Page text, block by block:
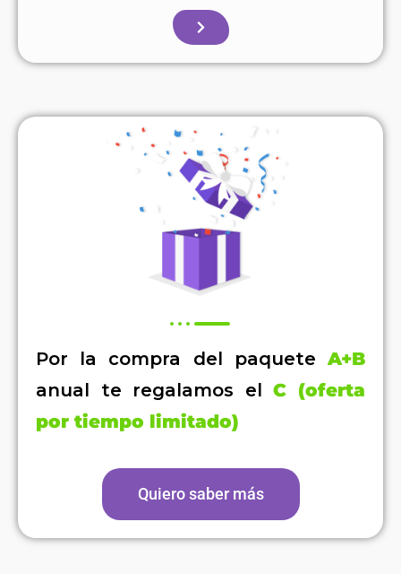
Por la compra del paquete A+B
anual te regalamos elC (oferta
por tiempo limitado)
Quiero saber más